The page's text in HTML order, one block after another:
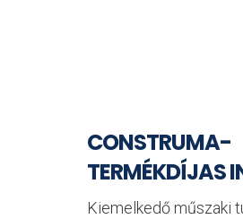
CONSTRUMA-
TERMÉKDÍJAS
Kiemelkedő műszaki